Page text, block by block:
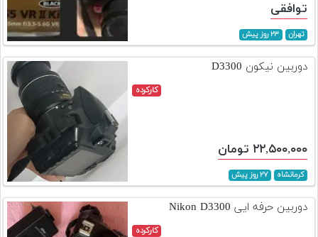
توافقی
تهران ۲۳ روز پیش
دوربین نیکون D3300
کارکرده
۲۲,۵۰۰,۰۰۰ تومان
کرمانشاه ۲۷ روز پیش
دوربین حرفه ایی Nikon D3300
کارکرده